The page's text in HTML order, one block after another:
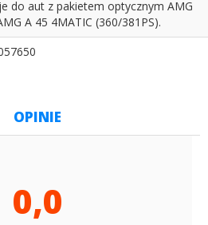
do aut z pakietem optycznym AMG
A 45 4MATIC (360/381PS).
OPINIE
0,0